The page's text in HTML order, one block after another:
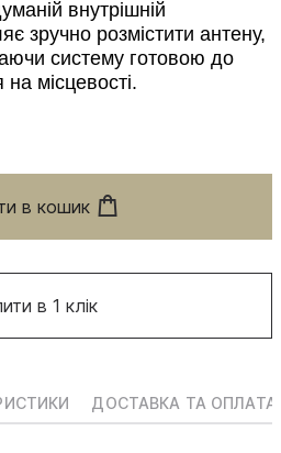
внутрішній
зручно розмістити антену,
систему готовою до
місцевості.
в кошик
в 1 клік
ДОСТАВКА ТА ОПЛАТА